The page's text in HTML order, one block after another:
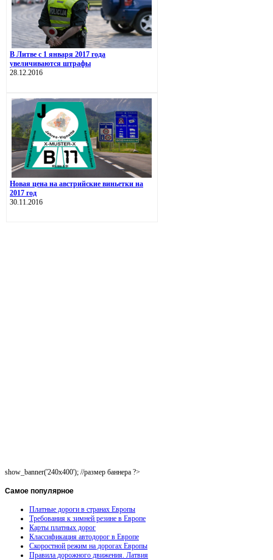
В Литве с 1 января 2017 года
увеличиваются штрафы
28.12.2016
Новая цена на австрийские виньетки на
2017 год
30.11.2016
show_banner('240x400'); //размер баннера ?>
Самое популярное
Платные дороги в странах Европы
Требования к зимней резине в Европе
Карты платных дорог
Классификация автодорог в Европе
Скоростной режим на дорогах Европы
Правила дорожного движения. Латвия